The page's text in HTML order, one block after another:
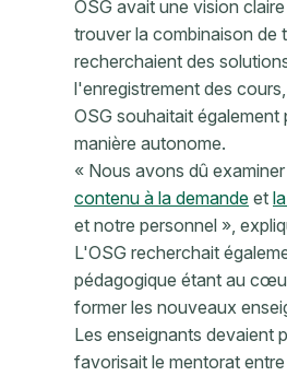
OSG avait une vision
trouver la combinaison de
recherchaient des
l'enregistrement des
OSG souhaitait
manière autonome.
« Nous avons dû
contenu à la demande et
et notre personnel »,
L'OSG recherchait
pédagogique étant au
former les nouveaux
Les enseignants devaient
favorisait le mentorat